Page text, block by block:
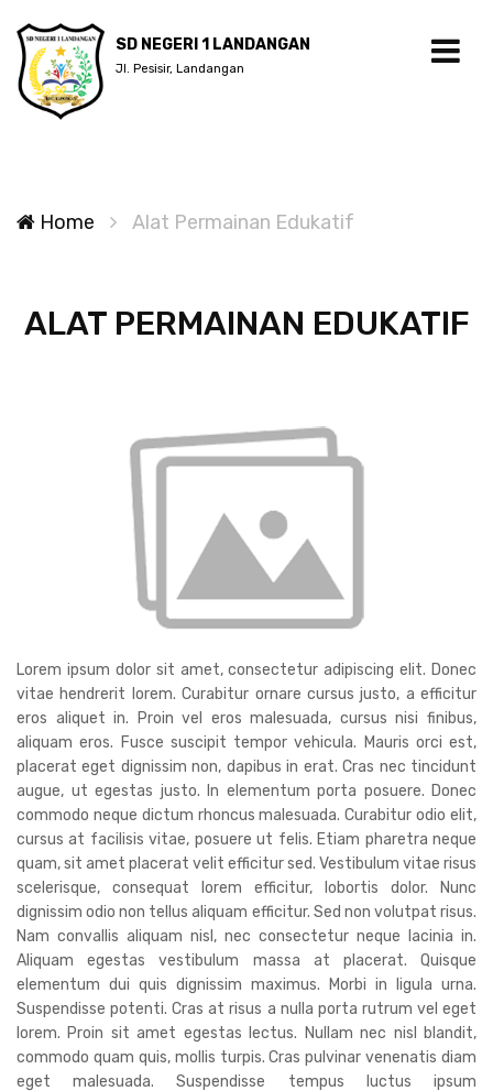
SD NEGERI 1 LANDANGAN
Jl. Pesisir, Landangan
Home Alat Permainan Edukatif
ALAT PERMAINAN EDUKATIF
Lorem ipsum dolor sit amet, consectetur adipiscing elit. Donec
vitae hendrerit lorem. Curabitur ornare cursus justo, a efficitur
eros aliquet in. Proin vel eros malesuada, cursus nisi finibus,
aliquam eros. Fusce suscipit tempor vehicula. Mauris orci est,
placerat eget dignissim non, dapibus in erat. Cras nec tincidunt
augue, ut egestas justo. In elementum porta posuere. Donec
commodo neque dictum rhoncus malesuada. Curabitur odio elit,
cursus at facilisis vitae, posuere ut felis. Etiam pharetra neque
quam, sit amet placerat velit efficitur sed. Vestibulum vitae risus
scelerisque, consequat lorem efficitur, lobortis dolor. Nunc
dignissim odio non tellus aliquam efficitur. Sed non volutpat risus.
Nam convallis aliquam nisl, nec consectetur neque lacinia in.
Aliquam egestas vestibulum massa at placerat. Quisque
elementum dui quis dignissim maximus. Morbi in ligula urna.
Suspendisse potenti. Cras at risus a nulla porta rutrum vel eget
lorem. Proin sit amet egestas lectus. Nullam nec nisl blandit,
commodo quam quis, mollis turpis. Cras pulvinar venenatis diam
eget malesuada. Suspendisse tempus luctus ipsum